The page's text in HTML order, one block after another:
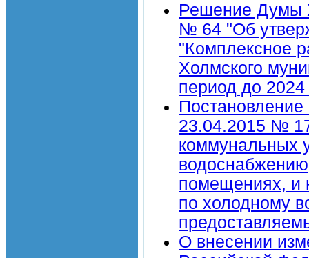
Решение Думы
№ 64 "Об
"Комплексное
Холмского
период до 2024
Постановление
23.04.2015 №
коммунальных
помещениях, и
по холодному
О внесении